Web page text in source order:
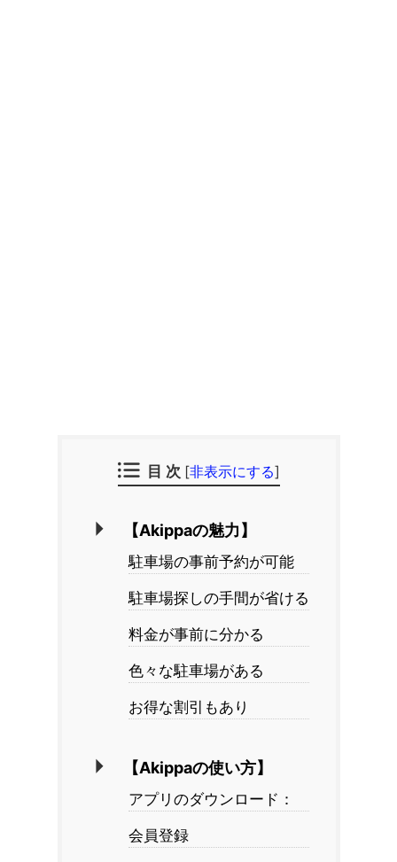
目 次 [非表示にする]
【Akippaの魅力】
駐車場の事前予約が可能
駐車場探しの手間が省ける
料金が事前に分かる
色々な駐車場がある
お得な割引もあり
【Akippaの使い方】
アプリのダウンロード：
会員登録